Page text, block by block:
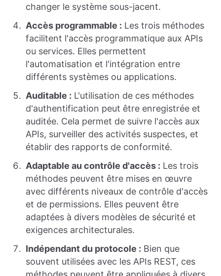
changer le système sous-jacent.
Accès programmable : Les trois méthodes
facilitent l'accès programmatique aux APIs
ou services. Elles permettent
l'automatisation et l'intégration entre
différents systèmes ou applications.
Auditable : L'utilisation de ces méthodes
d'authentification peut être enregistrée et
auditée. Cela permet de suivre l'accès aux
APIs, surveiller des activités suspectes, et
établir des rapports de conformité.
Adaptable au contrôle d'accès : Les trois
méthodes peuvent être mises en œuvre
avec différents niveaux de contrôle d'accès
et de permissions. Elles peuvent être
adaptées à divers modèles de sécurité et
exigences architecturales.
Indépendant du protocole : Bien que
souvent utilisées avec les APIs REST, ces